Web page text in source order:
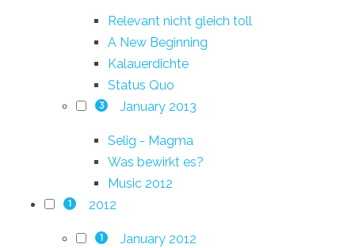
Relevant nicht gleich toll
A New Beginning
Kalauerdichte
Status Quo
3 January 2013
Selig - Magma
Was bewirkt es?
Music 2012
1 2012
1 January 2012